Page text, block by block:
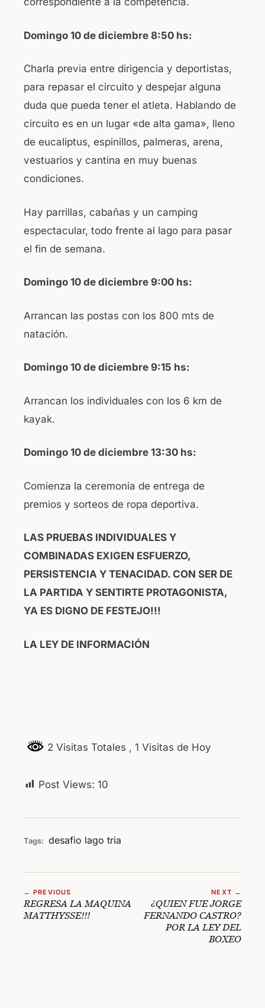
Domingo 10 de diciembre 8:50 hs:
Charla previa entre dirigencia y deportistas,
para repasar el circuito y despejar alguna
duda que pueda tener el atleta. Hablando de
circuito es en un lugar «de alta gama», lleno
de eucaliptus, espinillos, palmeras, arena,
vestuarios y cantina en muy buenas
condiciones.
Hay parrillas, cabañas y un camping
espectacular, todo frente al lago para pasar
el fin de semana.
Domingo 10 de diciembre 9:00 hs:
Arrancan las postas con los 800 mts de
natación.
Domingo 10 de diciembre 9:15 hs:
Arrancan los individuales con los 6 km de
kayak.
Domingo 10 de diciembre 13:30 hs:
Comienza la ceremonia de entrega de
premios y sorteos de ropa deportiva.
LAS PRUEBAS INDIVIDUALES Y
COMBINADAS EXIGEN ESFUERZO,
PERSISTENCIA Y TENACIDAD. CON SER DE
LA PARTIDA Y SENTIRTE PROTAGONISTA,
YA ES DIGNO DE FESTEJO!!!
LA LEY DE INFORMACIÓN
2 Visitas Totales , 1 Visitas de Hoy
Post Views: 10
Tags: desafio lago tria
← PREVIOUS
REGRESA LA MAQUINA
MATTHYSSE!!!
NEXT →
¿QUIEN FUE JORGE
FERNANDO CASTRO?
POR LA LEY DEL
BOXEO